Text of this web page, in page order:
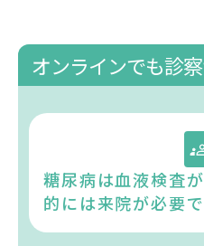
オンラインでも診
糖尿病は血液検査
的には来院が必要で